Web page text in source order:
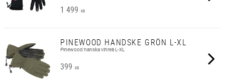
1 499 KR
PINEWOOD HANDSKE GRÖN L-XL
Pinewood hanska vihreä L-XL
399 KR